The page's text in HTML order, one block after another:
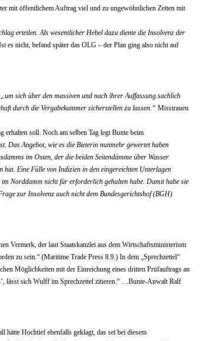
mit öffentlichem Auftrag viel und zu ungewöhnlichen Zeiten mit
erteilen. Als wesentlicher Hebel dazu diente die Insolvenz der
es nicht, befand später das OLG – der Plan ging also nicht auf
„um sich über den massiven und nach ihrer Auffassung sachlich
durch die Vergabekammer sicherstellen zu lassen.“ Misstrauen
soll. Noch am selben Tag legt Bunte beim
Das Angebot, wie es die Bieterin nunmehr gewertet haben
im Osten, der die beiden Seitendämme über Wasser
Eine Fülle von Indizien in den eingereichten Unterlagen
Norddamm nicht für erforderlich gehalten habe. Damit habe sie
zur Insolvenz auch nicht dem Bundesgerichtshof (BGH)
Vermerk, der laut Staatskanzlei aus dem Wirtschaftsministerium
zu sein.“ (Maritime Trade Press 8.9.) In dem „Sprechzettel“
Möglichkeiten mit der Einreichung eines dritten Prüfauftrags an
lässt sich Wulff im Sprechzettel zitieren.“ …Bunte-Anwalt Ralf
Hochtief ebenfalls geklagt, das sei bei diesem